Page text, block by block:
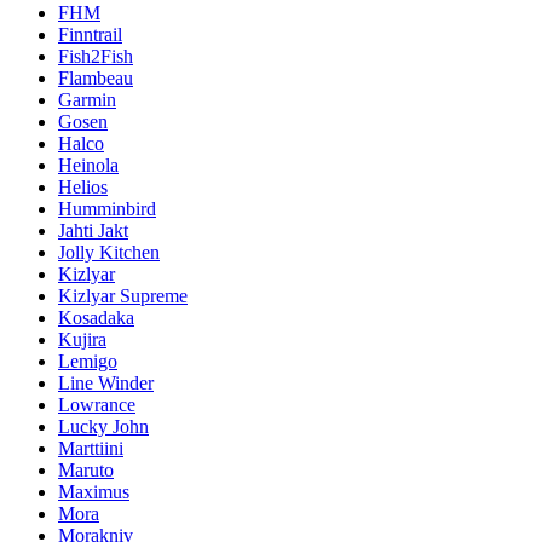
FHM
Finntrail
Fish2Fish
Flambeau
Garmin
Gosen
Halco
Heinola
Helios
Humminbird
Jahti Jakt
Jolly Kitchen
Kizlyar
Kizlyar Supreme
Kosadaka
Kujira
Lemigo
Line Winder
Lowrance
Lucky John
Marttiini
Maruto
Maximus
Mora
Morakniv